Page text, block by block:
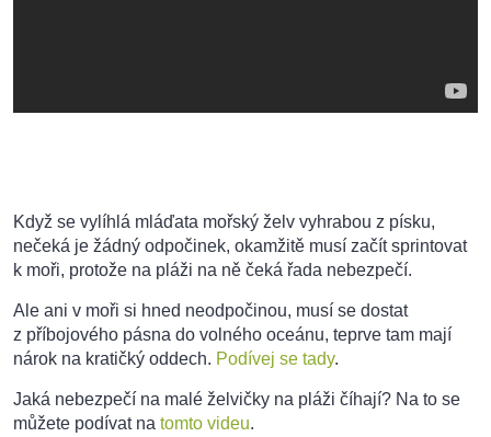
Když se vylíhlá mláďata mořský želv vyhrabou z písku,
nečeká je žádný odpočinek, okamžitě musí začít sprintovat
k moři, protože na pláži na ně čeká řada nebezpečí.
Ale ani v moři si hned neodpočinou, musí se dostat
z příbojového pásna do volného oceánu, teprve tam mají
nárok na kratičký oddech. Podívej se tady.
Jaká nebezpečí na malé želvičky na pláži číhají? Na to se
můžete podívat na tomto videu.